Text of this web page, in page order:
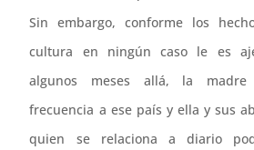
Sin embargo, conforme los
cultura en ningún caso le es
algunos meses allá, la
frecuencia a ese país y ella y sus
quien se relaciona a diario